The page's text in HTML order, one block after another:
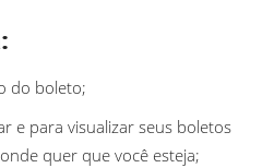
do boleto;
e para visualizar seus boletos
quer que você esteja;